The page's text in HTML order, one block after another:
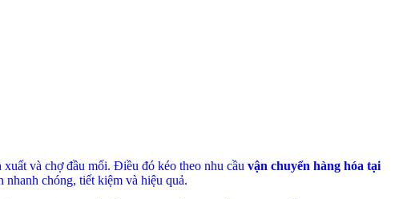
và chợ đầu mối. Điều đó kéo theo nhu cầu vận chuyển hàng hóa tại
chóng, tiết kiệm và hiệu quả.